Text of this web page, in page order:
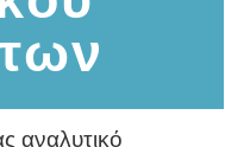
αναλυτικό